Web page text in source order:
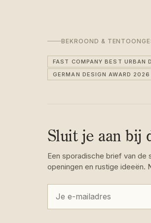
BEKROOND &
FAST COMPANY BEST URBAN
GERMAN DESIGN AWARD 2026
Sluit je aan bij
Een sporadische brief van de
openingen en rustige ideeën.